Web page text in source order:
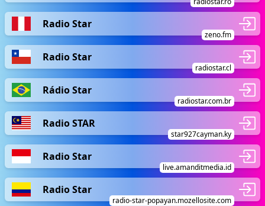
Radio Star
zeno.fm
Radio Star
radiostar.cl
Rádio Star
radiostar.com.br
Radio STAR
star927cayman.ky
Radio Star
live.amanditmedia.id
Radio Star
radio-star-popayan.mozellosite.com